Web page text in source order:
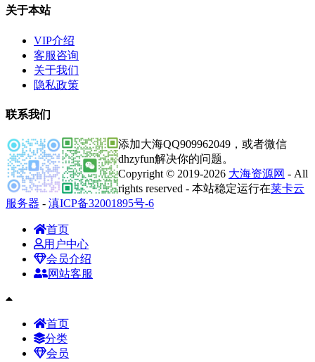
关于本站
VIP介绍
客服咨询
关于我们
隐私政策
联系我们
添加大海QQ909962049，或者微信
dhzyfun解决你的问题。
Copyright © 2019-2026 大海资源网 - All
rights reserved - 本站稳定运行在莱卡云
服务器 - 滇ICP备32001895号-6
首页
用户中心
会员介绍
网站客服
首页
分类
会员